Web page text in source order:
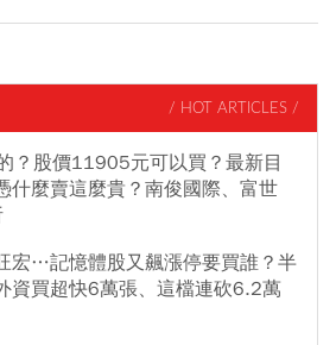
/ HOT ARTICLES /
？股價11905元可以買？最新目
什麼賣這麼貴？南俊國際、富世
宏…記憶體股又飆漲停要買誰？半
資買超快6萬張、這檔連砍6.2萬